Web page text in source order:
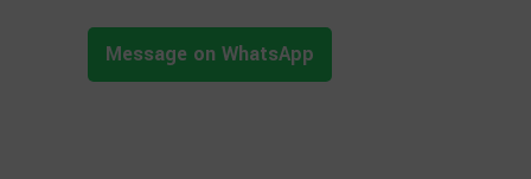
Message on WhatsApp